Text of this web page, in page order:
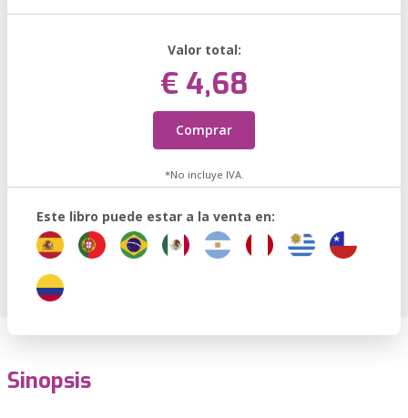
Valor total:
€ 4,68
Comprar
*No incluye IVA.
Este libro puede estar a la venta en:
Sinopsis